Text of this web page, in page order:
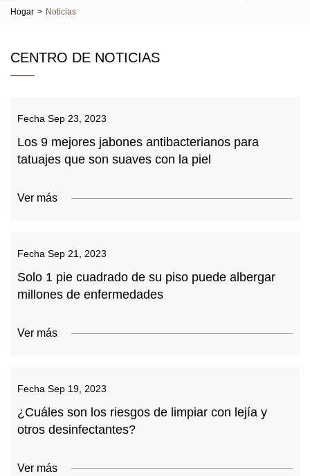
Hogar > Noticias
CENTRO DE NOTICIAS
Fecha Sep 23, 2023
Los 9 mejores jabones antibacterianos para
tatuajes que son suaves con la piel
Ver más
Fecha Sep 21, 2023
Solo 1 pie cuadrado de su piso puede albergar
millones de enfermedades
Ver más
Fecha Sep 19, 2023
¿Cuáles son los riesgos de limpiar con lejía y
otros desinfectantes?
Ver más